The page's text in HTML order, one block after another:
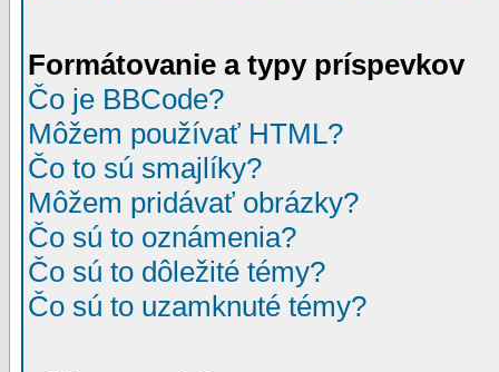
Formátovanie a typy príspevkov
Čo je BBCode?
Môžem používať HTML?
Čo to sú smajlíky?
Môžem pridávať obrázky?
Čo sú to oznámenia?
Čo sú to dôležité témy?
Čo sú to uzamknuté témy?